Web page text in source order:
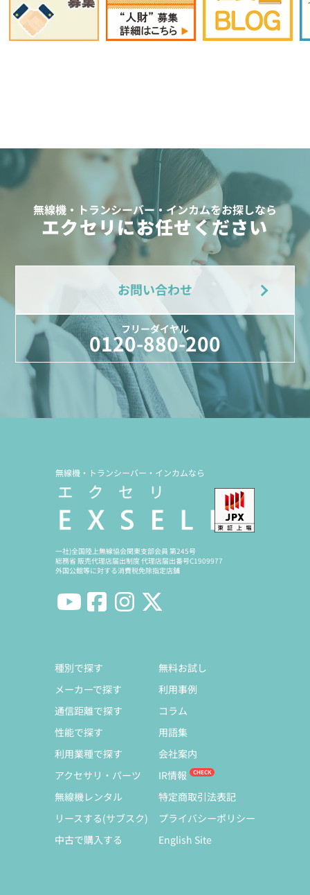
無線機・トランシーバー・インカムをお探しなら
エクセリにお任せください
お問い合わせ
フリーダイヤル
0120-880-200
無線機・トランシーバー・インカムなら
一社)全国陸上無線協会関東支部会員 第245号
総務省 販売代理店届出制度 代理店届出番号C1909977
外国公館等に対する消費税免除指定店舗
種別で探す
メーカーで探す
通信距離で探す
性能で探す
利用業種で探す
アクセサリ・パーツ
無線機レンタル
リースする(サブスク)
中古で購入する
無料お試し
利用事例
コラム
用語集
会社案内
IR情報
特定商取引法表記
プライバシーポリシー
English Site